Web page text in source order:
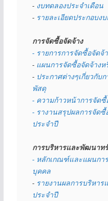
- งบทดลองประจำเดือน
- รายละเอียดประกอบงบ
การจัดซื้อจัดจ้าง
- รายการการจัดซื้อจัดจ้
- แผนการจัดซื้อจัดจ้าง
- ประกาศต่างๆเกี่ยวกับ
พัสดุ
- ความก้าวหน้าการจัด
- รางานสรุปผลการจัด
ประจำปี
การบริหารและพัฒนาท
- หลักเกณฑ์และแผนกา
บุคคล
- รายงานผลการบริหา
ประจำปี